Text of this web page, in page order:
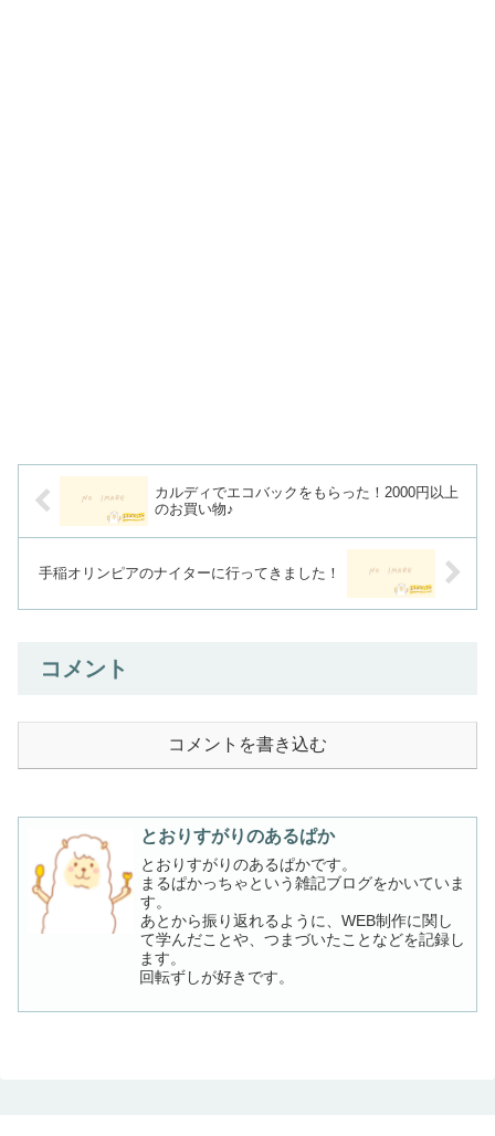
カルディでエコバックをもらった！2000円以上
のお買い物♪
手稲オリンピアのナイターに行ってきました！
コメント
コメントを書き込む
とおりすがりのあるぱか
とおりすがりのあるぱかです。
まるぱかっちゃという雑記ブログをかいていま
す。
あとから振り返れるように、WEB制作に関し
て学んだことや、つまづいたことなどを記録し
ます。
回転ずしが好きです。